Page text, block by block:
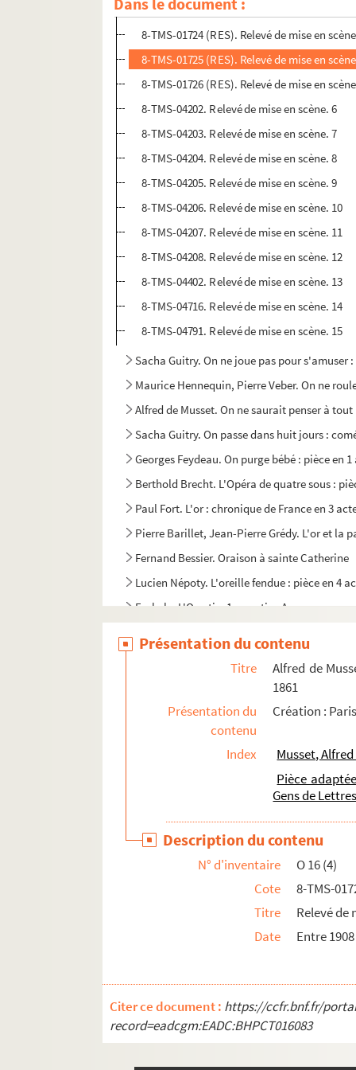
8-TMS-01723 (RES). Relevé de mise en
8-TMS-01724 (RES). Relevé de mise en
8-TMS-01725 (RES). Relevé de mise en
8-TMS-01726 (RES). Relevé de mise en
8-TMS-04202. Relevé de mise en scène. 6
8-TMS-04203. Relevé de mise en scène. 7
8-TMS-04204. Relevé de mise en scène. 8
8-TMS-04205. Relevé de mise en scène. 9
8-TMS-04206. Relevé de mise en scène. 10
8-TMS-04207. Relevé de mise en scène. 11
8-TMS-04208. Relevé de mise en scène. 12
8-TMS-04402. Relevé de mise en scène. 13
8-TMS-04716. Relevé de mise en scène. 14
8-TMS-04791. Relevé de mise en scène. 15
Sacha Guitry. On ne joue pas pour s'amuser
Maurice Hennequin, Pierre Veber. On ne
Alfred de Musset. On ne saurait penser à
Sacha Guitry. On passe dans huit jours :
Georges Feydeau. On purge bébé : pièce en 1
Berthold Brecht. L'Opéra de quatre sous :
Paul Fort. L'or : chronique de France en 3
Pierre Barillet, Jean-Pierre Grédy. L'or et la
Fernand Bessier. Oraison à sainte Catherine
Lucien Népoty. L'oreille fendue : pièce en 4
Eschyle. L'Orestie. 1re partie : Agamemnon
Anicet Bourgeois, Michel Masson. Les
Eric-Emmanuel Schmitt. Oscar et la dame
Paul Claudel. L'otage : drame en 3 actes.
Eugène Scribe, Xavier Saintine. L'ours et le
Bonis-Charancle. L'outrage : drame en 1
Eugène Manuel. Les ouvriers : drame en 1
Présentation du contenu
Titre
Alfred de
1861
Présentation du
contenu
Création :
Index
Musset,
Pièce
Gens de
Description du contenu
N° d'inventaire
O 16 (4)
Cote
8-TMS-
Titre
Relevé de
Date
Entre
Citer ce document : https://ccfr.bnf.fr/
record=eadcgm:EADC:BHPCT016083